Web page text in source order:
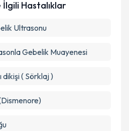
Hastalıklar
Ultrasonu
Gebelik Muayenesi
dikişi ( Sörklaj )